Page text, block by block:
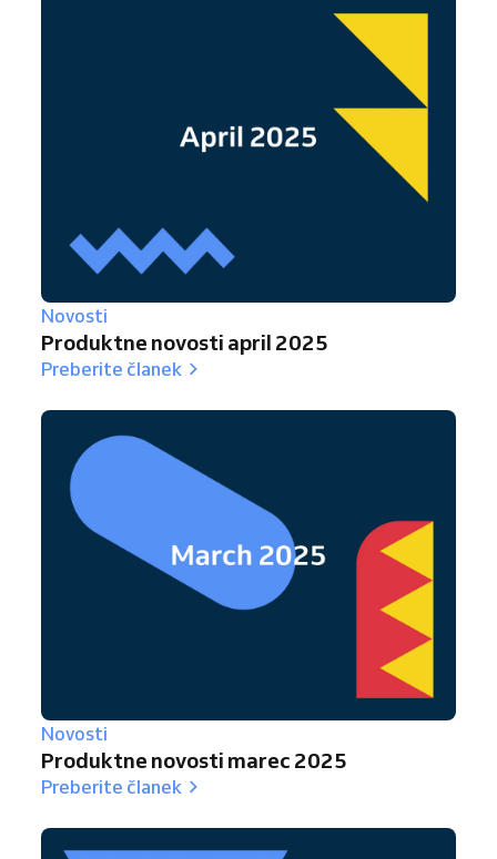
Novosti
Produktne novosti april 2025
Preberite članek
Novosti
Produktne novosti marec 2025
Preberite članek